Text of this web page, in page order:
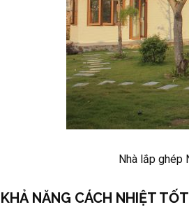
Nhà lắp ghép
KHẢ NĂNG CÁCH NHIỆT TỐT